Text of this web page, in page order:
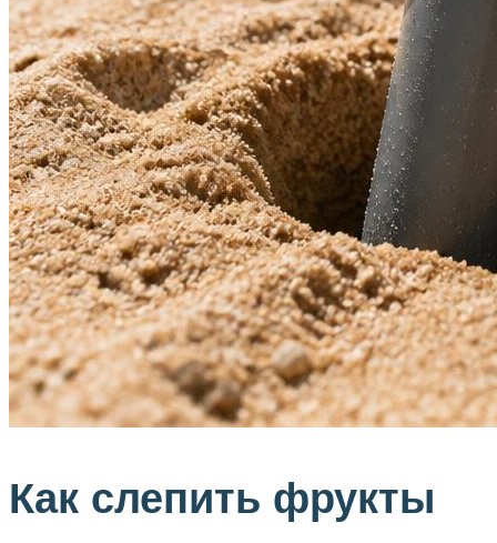
Как слепить фрукты